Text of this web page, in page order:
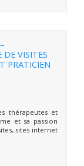
DE VISITES
PRATICIEN
thérapeutes et
et sa passion
sites internet